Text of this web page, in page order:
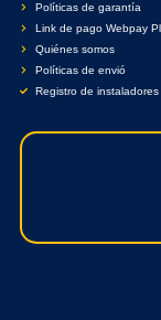
Políticas de garantía
Link de pago Webpay
Quiénes somos
Políticas de envió
Registro de instaladores